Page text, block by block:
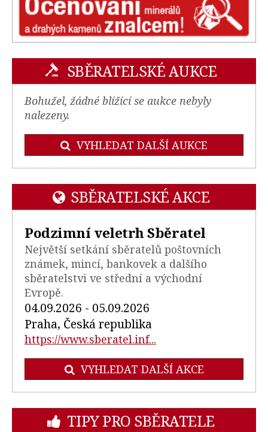
SBĚRATELSKÉ AUKCE
Bohužel, žádné blížící se aukce nebyly
nalezeny.
VYHLEDAT DALŠÍ AUKCE
SBĚRATELSKÉ AKCE
Podzimní veletrh Sběratel
Největší setkání sběratelů poštovních
známek, mincí, bankovek a dalšího
sběratelstvi ve střední a východní
Evropě.
04.09.2026 - 05.09.2026
Praha, Česká republika
https://www.sberatel.inf...
VYHLEDAT DALŠÍ AKCE
TIPY PRO SBĚRATELE